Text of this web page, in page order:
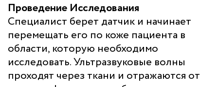
Проведение Исследования
Специалист берет датчик и начинает
перемещать его по коже пациента в
области, которую необходимо
исследовать. Ультразвуковые волны
проходят через ткани и отражаются от